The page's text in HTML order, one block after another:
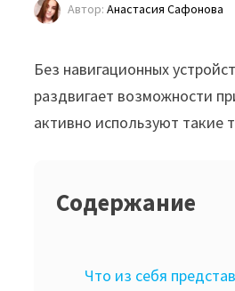
Автор:Анастасия Сафонова
Без навигационных
раздвигает возможности
активно используют такие
Содержание
Что из себя